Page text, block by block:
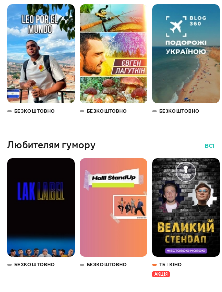
БЕЗКОШТОВНО БЕЗКОШТОВНО БЕЗКОШТОВНО
Любителям гумору ВСІ
БЕЗКОШТОВНО БЕЗКОШТОВНО
ТБ І КІНО
АКЦІЯ